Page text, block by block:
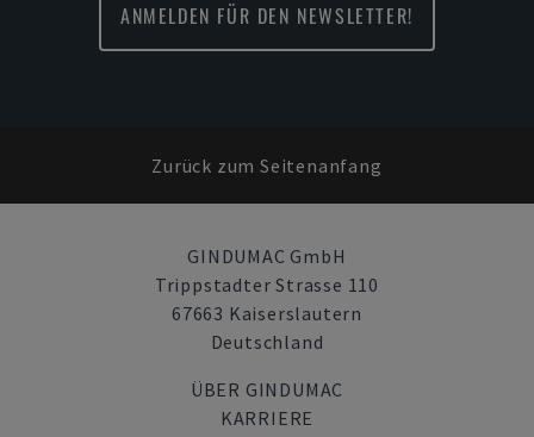
ANMELDEN FÜR DEN NEWSLETTER!
Zurück zum Seitenanfang
GINDUMAC GmbH
Trippstadter Strasse 110
67663 Kaiserslautern
Deutschland
ÜBER GINDUMAC
KARRIERE